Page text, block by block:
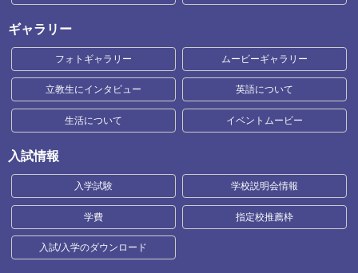
ギャラリー
フォトギャラリー ムービーギャラリー
立教生にインタビュー 英語について
生活について イベントムービー
入試情報
入学試験 学校説明会情報
学費 指定校推薦枠
入試/入学のダウンロード